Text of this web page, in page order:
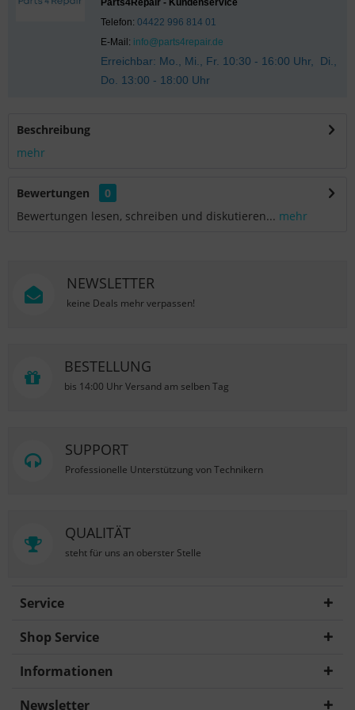
Parts4Repair - Kundenservice
Telefon: 04422 996 814 01
E-Mail: info@parts4repair.de
Erreichbar: Mo., Mi., Fr. 10:30 - 16:00 Uhr, Di.,
Do. 13:00 - 18:00 Uhr
Beschreibung
mehr
Bewertungen
0
Bewertungen lesen, schreiben und diskutieren... mehr
NEWSLETTER
keine Deals mehr verpassen!
BESTELLUNG
bis 14:00 Uhr Versand am selben Tag
SUPPORT
Professionelle Unterstützung von Technikern
QUALITÄT
steht für uns an oberster Stelle
Service
Shop Service
Informationen
Newsletter